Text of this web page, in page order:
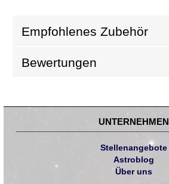
Empfohlenes Zubehör
Bewertungen
UNTERNEHMEN
Stellenangebote
Astroblog
Über uns